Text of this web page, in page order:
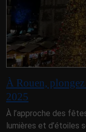
À Rouen,
2025
À l’approche des
lumières et d’étoiles